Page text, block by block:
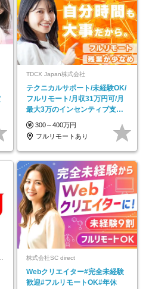
TDCX Japan株式会社
テクニカルサポート/未経験OK/
フルリモート/月収31万円可/月
最大3万のインセンティブ支給/
平均年齢33歳
300～400万円
フルリモートあり
株式会社SC direct
Webクリエイター#完全未経験
歓迎#フルリモートOK#年休